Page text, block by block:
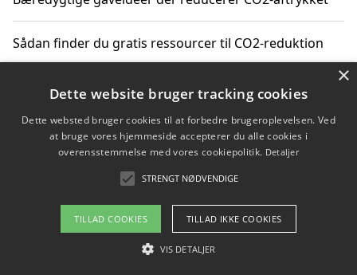
Sådan finder du gratis ressourcer til CO2-reduktion
Hvordan gadgets til hjemmet kan reducere CO2-udslip
Copyright 2026 - Pilanto Aps
Om / kontakt
Blog Betingelser
×
Dette website bruger tracking cookies
Dette websted bruger cookies til at forbedre brugeroplevelsen. Ved
at bruge vores hjemmeside accepterer du alle cookies i
overensstemmelse med vores cookiepolitik. Detaljer
STRENGT NØDVENDIGE
TILLAD COOKIES TILLAD IKKE COOKIES
VIS DETALJER